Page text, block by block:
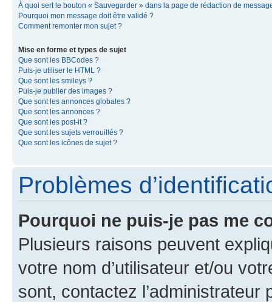
À quoi sert le bouton « Sauvegarder » dans la page de rédaction de
Pourquoi mon message doit être validé ?
Comment remonter mon sujet ?
Mise en forme et types de sujet
Que sont les BBCodes ?
Puis-je utiliser le HTML ?
Que sont les smileys ?
Puis-je publier des images ?
Que sont les annonces globales ?
Que sont les annonces ?
Que sont les post-it ?
Que sont les sujets verrouillés ?
Que sont les icônes de sujet ?
Problèmes
Pourquoi ne puis-je pas me
Plusieurs raisons peuvent
votre nom d’utilisateur et/ou
sont, contactez l’administrateur